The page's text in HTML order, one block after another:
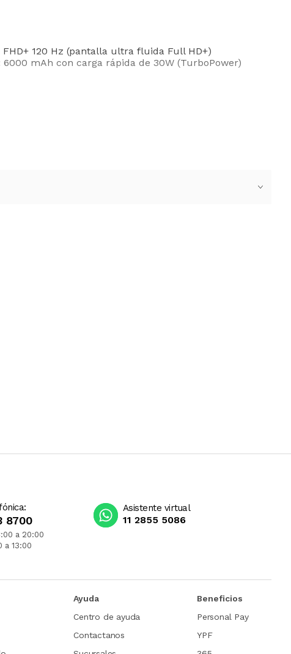
FHD+ 120 Hz (pantalla ultra fluida Full HD+)
mAh con carga rápida de 30W (TurboPower)
8700
a 20:00
a 13:00
Asistente virtual
11 2855 5086
Ayuda
Centro de ayuda
Contactanos
Beneficios
Personal Pay
YPF